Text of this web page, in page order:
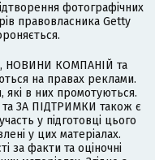
фотографічних
правовласника Getty
НОВИНИ КОМПАНІЙ та
на правах реклами.
які в них промотуються.
ЗА ПІДТРИМКИ також є
у підготовці цього
у цих матеріалах.
за факти та оціночні